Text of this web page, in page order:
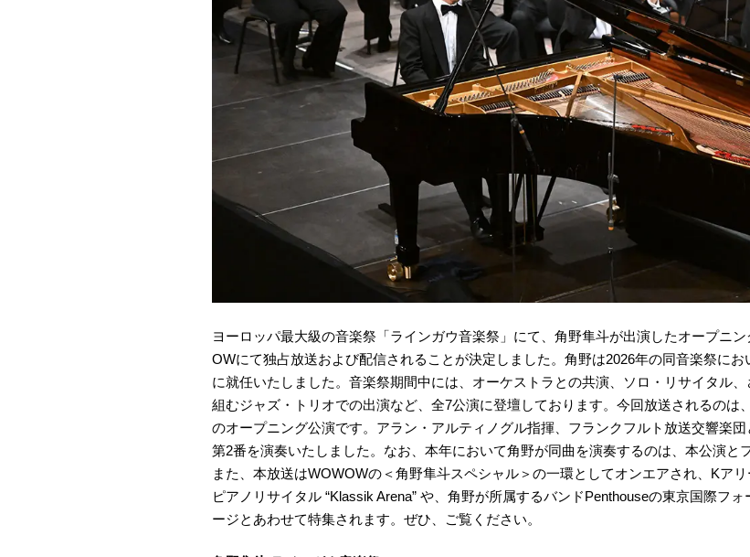
ヨーロッパ最大級の音楽祭「ラインガウ音楽祭」にて、角野隼斗が出演したオープニ
OWにて独占放送および配信されることが決定しました。角野は2026年の同音楽祭にお
に就任いたしました。音楽祭期間中には、オーケストラとの共演、ソロ・リサイタル
組むジャズ・トリオでの出演など、全7公演に登壇しております。今回放送されるのは
のオープニング公演です。アラン・アルティノグル指揮、フランクフルト放送交響楽
第2番を演奏いたしました。なお、本年において角野が同曲を演奏するのは、本公演と
また、本放送はWOWOWの＜角野隼斗スペシャル＞の一環としてオンエアされ、Kア
ピアノリサイタル “Klassik Arena” や、角野が所属するバンドPenthouseの東京国際フ
ージとあわせて特集されます。ぜひ、ご覧ください。